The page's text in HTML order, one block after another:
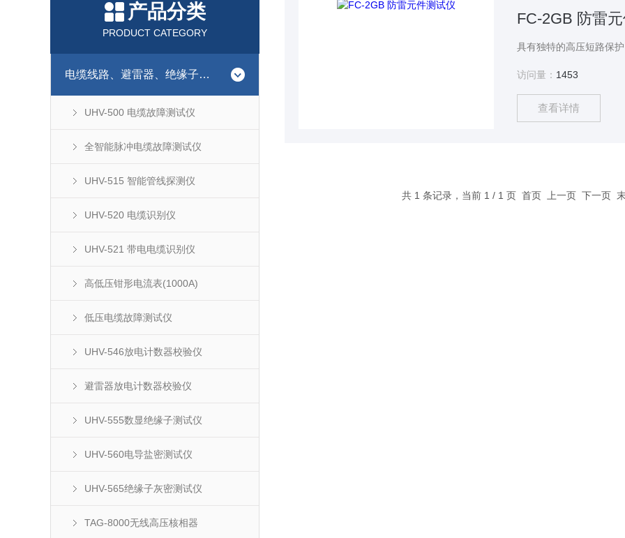
产品分类
PRODUCT CATEGORY
电缆线路、避雷器、绝缘子测试仪器
UHV-500 电缆故障测试仪
全智能脉冲电缆故障测试仪
UHV-515 智能管线探测仪
UHV-520 电缆识别仪
UHV-521 带电电缆识别仪
高低压钳形电流表(1000A)
低压电缆故障测试仪
UHV-546放电计数器校验仪
避雷器放电计数器校验仪
UHV-555数显绝缘子测试仪
UHV-560电导盐密测试仪
UHV-565绝缘子灰密测试仪
TAG-8000无线高压核相器
FC-2GB 防雷
访问量： 1453
查看详情
共 1 条记录，当前 1 / 1 页 首页 上一页 下一页